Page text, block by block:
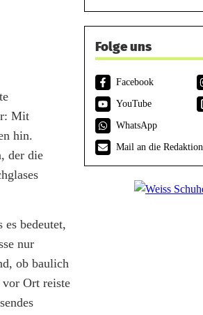
Mit
hin.
der die
bedeutet,
nur
ob baulich
Ort reiste
Folge uns
Facebook
YouTube
WhatsApp
Mail an die Redaktion